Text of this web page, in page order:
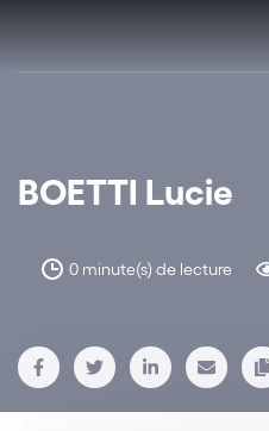
BOETTI Lucie
0 minute(s) de lecture